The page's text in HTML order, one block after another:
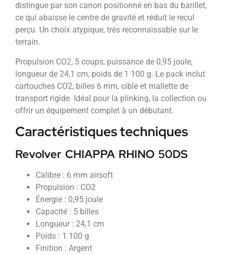
distingue par son canon positionné en bas du barillet,
ce qui abaisse le centre de gravité et réduit le recul
perçu. Un choix atypique, très reconnaissable sur le
terrain.
Propulsion CO2, 5 coups, puissance de 0,95 joule,
longueur de 24,1 cm, poids de 1 100 g. Le pack inclut
cartouches CO2, billes 6 mm, cible et mallette de
transport rigide. Idéal pour la plinking, la collection ou
offrir un équipement complet à un débutant.
Caractéristiques techniques
Revolver CHIAPPA RHINO 50DS
Calibre : 6 mm airsoft
Propulsion : CO2
Énergie : 0,95 joule
Capacité : 5 billes
Longueur : 24,1 cm
Poids : 1 100 g
Finition : Argent